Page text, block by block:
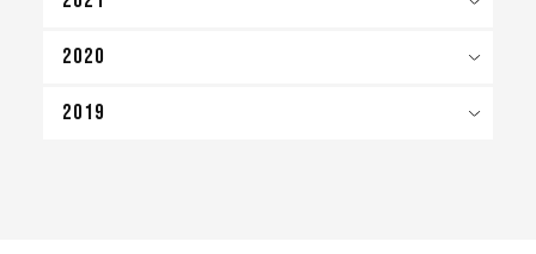
2020
2019